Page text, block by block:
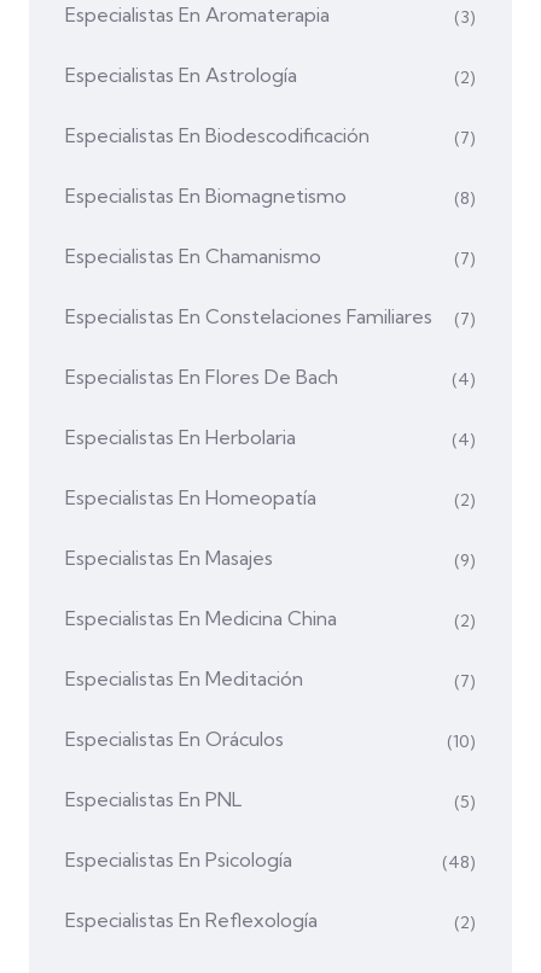
Especialistas En Aromaterapia (3)
Especialistas En Astrología (2)
Especialistas En Biodescodificación (7)
Especialistas En Biomagnetismo (8)
Especialistas En Chamanismo (7)
Especialistas En Constelaciones Familiares (7)
Especialistas En Flores De Bach (4)
Especialistas En Herbolaria (4)
Especialistas En Homeopatía (2)
Especialistas En Masajes (9)
Especialistas En Medicina China (2)
Especialistas En Meditación (7)
Especialistas En Oráculos (10)
Especialistas En PNL (5)
Especialistas En Psicología (48)
Especialistas En Reflexología (2)